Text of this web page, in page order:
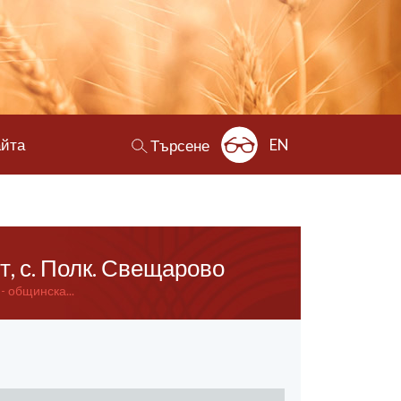
Търсене EN
с. Полк. Свещарово
общинска...